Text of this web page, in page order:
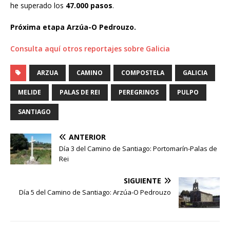
he superado los 47.000 pasos.
Próxima etapa Arzúa-O Pedrouzo.
Consulta aquí otros reportajes sobre Galicia
ARZUA CAMINO COMPOSTELA GALICIA
MELIDE PALAS DE REI PEREGRINOS PULPO
SANTIAGO
ANTERIOR
Día 3 del Camino de Santiago: Portomarín-Palas de
Rei
SIGUIENTE
Día 5 del Camino de Santiago: Arzúa-O Pedrouzo